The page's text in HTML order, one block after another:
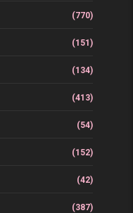
(770)
(151)
(134)
(413)
(54)
(152)
(42)
(387)